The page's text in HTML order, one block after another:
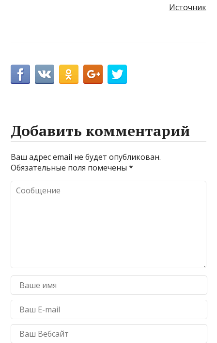
Источник
Добавить комментарий
Ваш адрес email не будет опубликован.
Обязательные поля помечены*